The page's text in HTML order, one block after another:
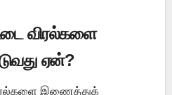
விரல்களை
ஏன்?
இணைத்துக்